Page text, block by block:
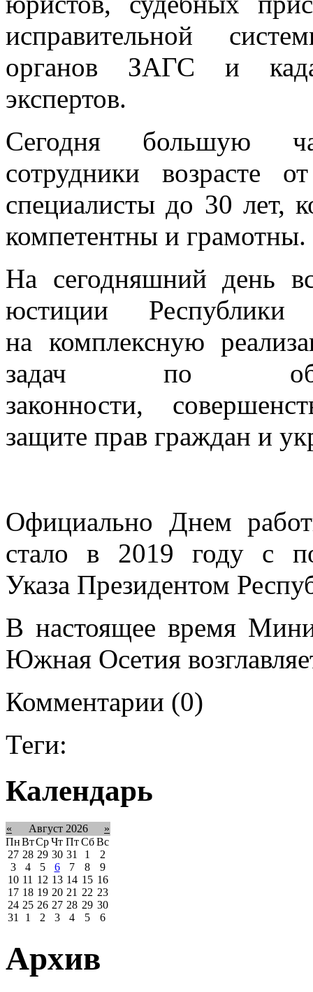
исправительной
органов ЗАГС и
экспертов.
Сегодня большую
сотрудники
специалисты до 30 лет,
компетентны и грамотны.
На сегодняшний день
юстиции
на комплексную
задач по
законности,
защите прав граждан и
Официально Днем
стало в 2019 году с
Указа Президентом
В настоящее время
Южная Осетия
Комментарии (0)
Теги:
Календарь
« Август 2026
»
ПнВтСрЧт Пт Сб Вс
27 28 29 30 31 1
2
3
4 5 6 7 8
9
10 11 12 13 14 15 16
17 18 19 20 21 22 23
24 25 26 27 28 29 30
31
1 2 3 4 5 6
Архив